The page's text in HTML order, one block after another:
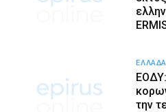
την
ΕΛΛΑΔΑ